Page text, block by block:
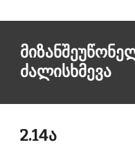
ძალისხმევა
2.14ა